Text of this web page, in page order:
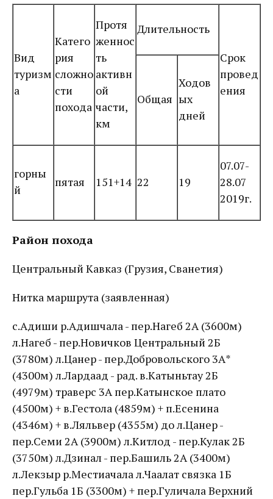
Вид
туризм
а
Катего
рия
сложно
сти
похода
Протя
женнос
ть
активн
ой
части,
км
Длительность
Срок
провед
ения
Общая
Ходов
ых
дней
горны
й
пятая 151+14 22 19
07.07-
28.07
2019г.
Район похода
Центральный Кавказ (Грузия, Сванетия)
Нитка маршрута (заявленная)
с.Адиши р.Адишчала - пер.Нагеб 2А (3600м)
л.Нагеб - пер.Новичков Центральный 2Б
(3780м) л.Цанер - пер.Добровольского 3А*
(4300м) л.Лардаад - рад. в.Катыньтау 2Б
(4979м) траверс 3А пер.Катынское плато
(4500м) + в.Гестола (4859м) + п.Есенина
(4346м) + в.Ляльвер (4355м) до л.Цанер -
пер.Семи 2А (3900м) л.Китлод - пер.Кулак 2Б
(3750м) л.Дзинал - пер.Башиль 2А (3400м)
л.Лекзыр р.Местиачала л.Чаалат связка 1Б
пер.Гульба 1Б (3300м) + пер.Гуличала Верхний